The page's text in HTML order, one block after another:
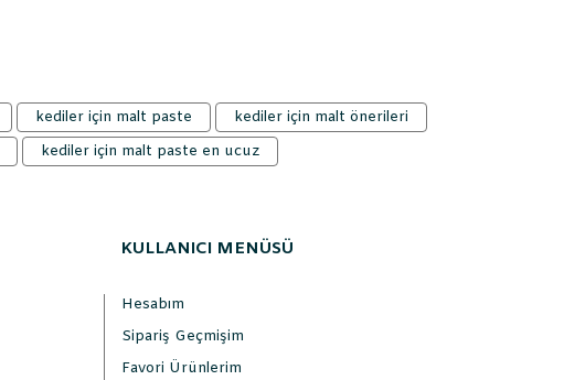
kediler için malt paste
kediler için malt önerileri
kediler için malt paste en ucuz
KULLANICI MENÜSÜ
Hesabım
Sipariş Geçmişim
Favori Ürünlerim